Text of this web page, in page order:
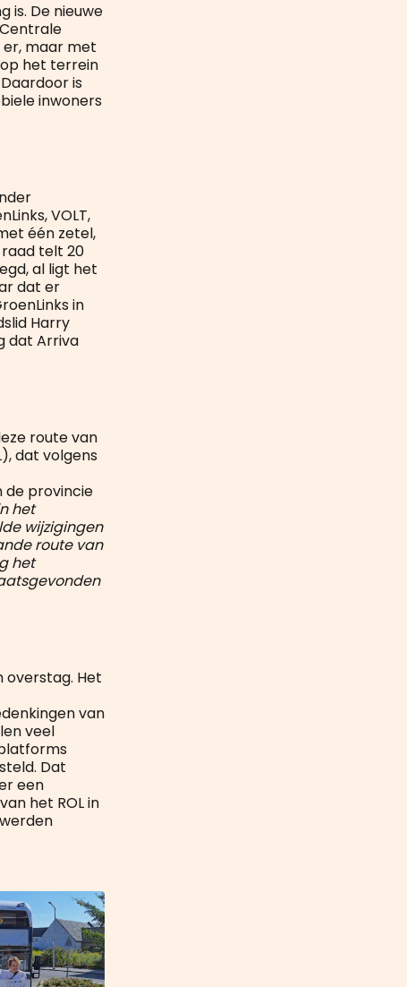
is. De nieuwe
er, maar met
het terrein
is
inwoners
VOLT,
één zetel,
telt 20
al ligt het
dat er
in
Harry
dat Arriva
route van
dat volgens
de provincie
het
wijzigingen
route van
het
overstag. Het
van
veel
Dat
een
het ROL in